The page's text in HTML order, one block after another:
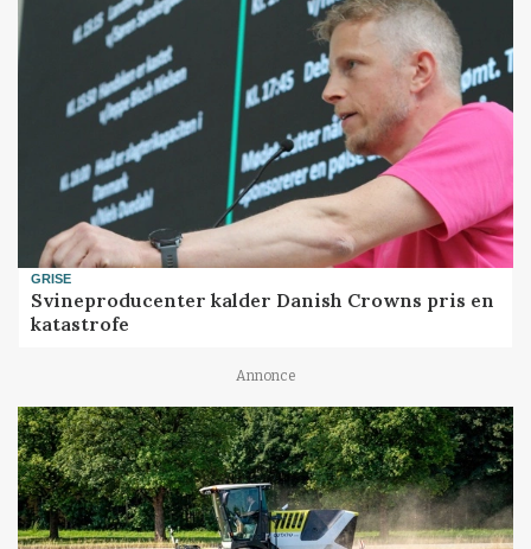
GRISE
Svineproducenter kalder Danish Crowns pris en
katastrofe
Annonce